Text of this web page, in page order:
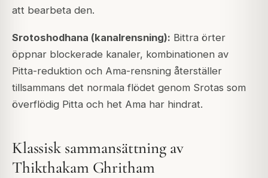
att bearbeta den.
Srotoshodhana (kanalrensning): Bittra örter
öppnar blockerade kanaler, kombinationen av
Pitta-reduktion och Ama-rensning återställer
tillsammans det normala flödet genom Srotas som
överflödig Pitta och het Ama har hindrat.
Klassisk sammansättning av
Thikthakam Ghritham